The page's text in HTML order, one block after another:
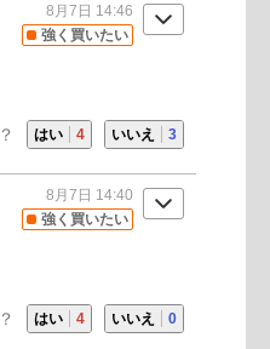
強く買いたい
8月7日 14:46
はい 4 いいえ 3
強く買いたい
8月7日 14:40
はい 4 いいえ 0